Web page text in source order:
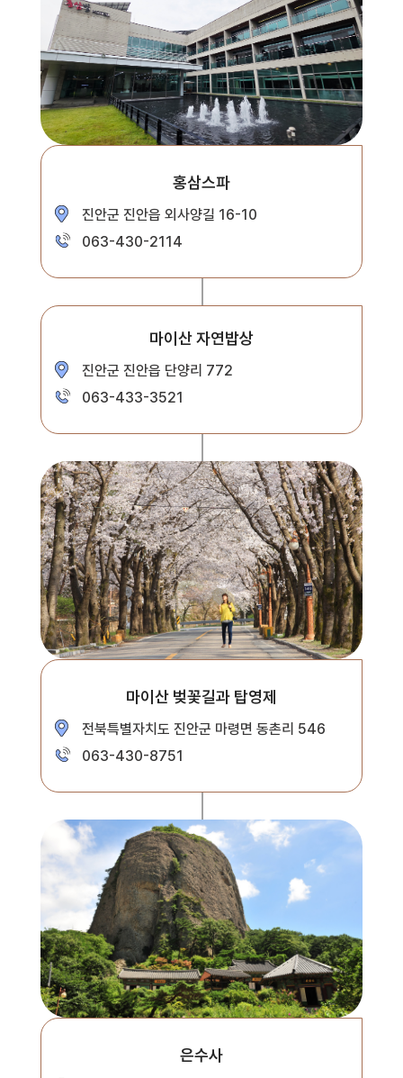
홍삼스파
진안군 진안읍 외사양길 16-10
063-430-2114
마이산 자연밥상
진안군 진안읍 단양리 772
063-433-3521
마이산 벚꽃길과 탑영제
전북특별자치도 진안군 마령면 동촌리 546
063-430-8751
은수사